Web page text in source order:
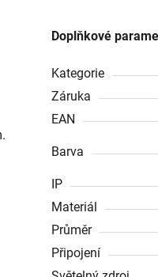
Doplňkové
Kategorie
Záruka
EAN
Barva
IP
Materiál
Průměr
Připojení